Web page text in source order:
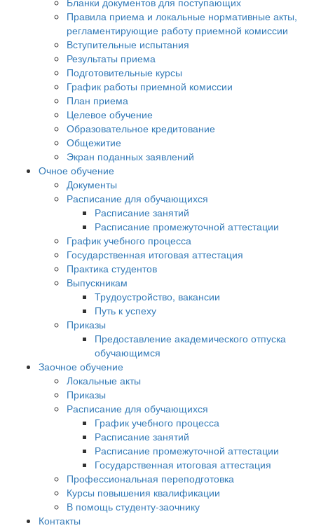
Правила приема и локальные нормативные акты,
регламентирующие работу приемной комиссии
Вступительные испытания
Результаты приема
Подготовительные курсы
График работы приемной комиссии
План приема
Целевое обучение
Образовательное кредитование
Общежитие
Экран поданных заявлений
Очное обучение
Документы
Расписание для обучающихся
Расписание занятий
Расписание промежуточной аттестации
График учебного процесса
Государственная итоговая аттестация
Практика студентов
Выпускникам
Трудоустройство, вакансии
Путь к успеху
Приказы
Предоставление академического отпуска
обучающимся
Заочное обучение
Локальные акты
Приказы
Расписание для обучающихся
График учебного процесса
Расписание занятий
Расписание промежуточной аттестации
Государственная итоговая аттестация
Профессиональная переподготовка
Курсы повышения квалификации
В помощь студенту-заочнику
Контакты